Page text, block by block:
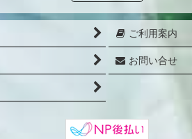
ご利用案内
お問い合せ